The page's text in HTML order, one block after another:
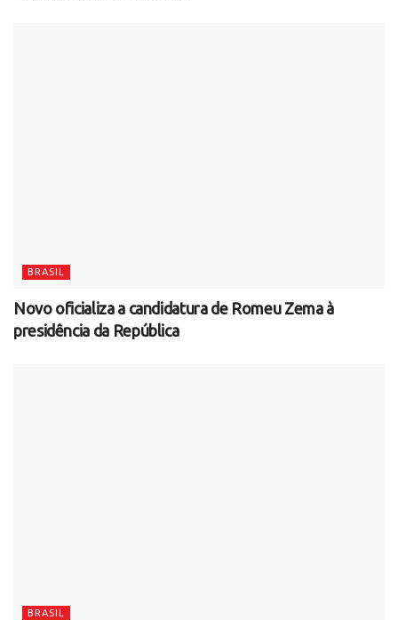
BRASIL
Novo oficializa a candidatura de Romeu Zema à
presidência da República
BRASIL